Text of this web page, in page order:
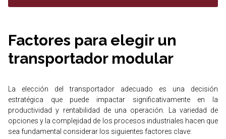
Factores para elegir un
transportador modular
La elección del transportador adecuado es una decisión
estratégica que puede impactar significativamente en la
productividad y rentabilidad de una operación. La variedad de
opciones y la complejidad de los procesos industriales hacen que
sea fundamental considerar los siguientes factores clave: